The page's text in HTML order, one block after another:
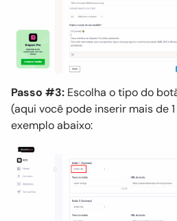
Passo #3: Escolha o tipo do
(aqui você pode inserir mais de
exemplo abaixo: